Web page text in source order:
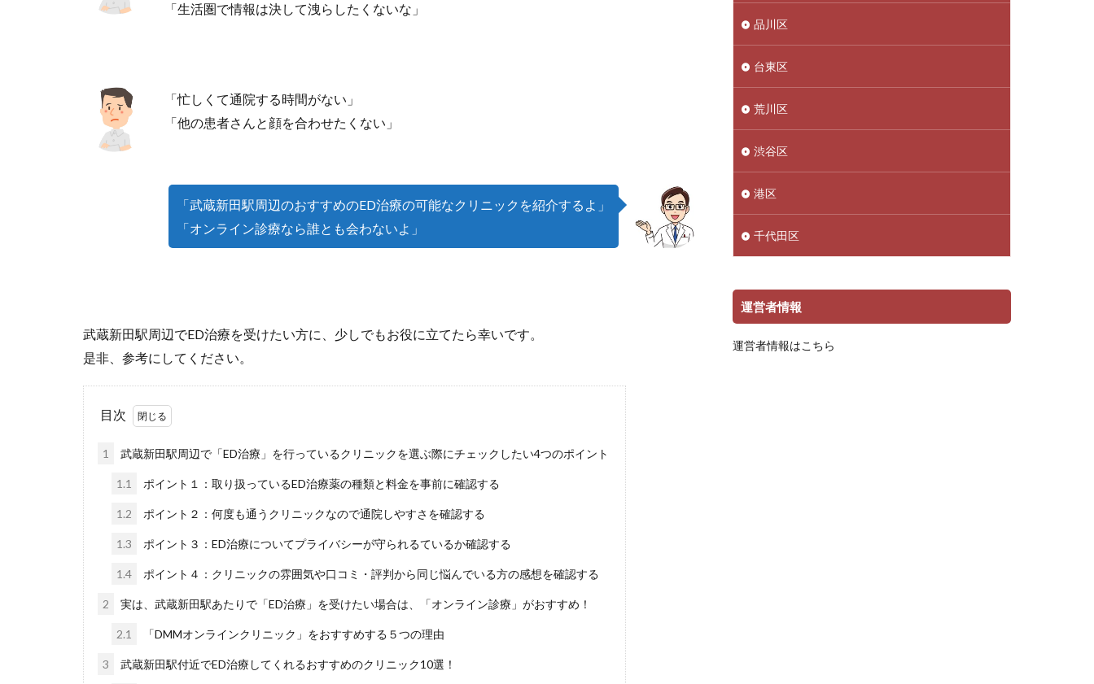
「生活圏で情報は決して洩らしたくないな」
「忙しくて通院する時間がない」
「他の患者さんと顔を合わせたくない」
「武蔵新田駅周辺のおすすめのED治療の可能なクリニックを紹介するよ」
「オンライン診療なら誰とも会わないよ」
武蔵新田駅周辺でED治療を受けたい方に、少しでもお役に立てたら幸いです。
是非、参考にしてください。
目次
1 武蔵新田駅周辺で「ED治療」を行っているクリニックを選ぶ際にチェックしたい4つのポイント
1.1 ポイント１：取り扱っているED治療薬の種類と料金を事前に確認する
1.2 ポイント２：何度も通うクリニックなので通院しやすさを確認する
1.3 ポイント３：ED治療についてプライバシーが守られるているか確認する
1.4 ポイント４：クリニックの雰囲気や口コミ・評判から同じ悩んでいる方の感想を確認する
2 実は、武蔵新田駅あたりで「ED治療」を受けたい場合は、「オンライン診療」がおすすめ！
2.1 「DMMオンラインクリニック」をおすすめする５つの理由
3 武蔵新田駅付近でED治療してくれるおすすめのクリニック10選！
品川区
台東区
荒川区
渋谷区
港区
千代田区
運営者情報
運営者情報はこちら